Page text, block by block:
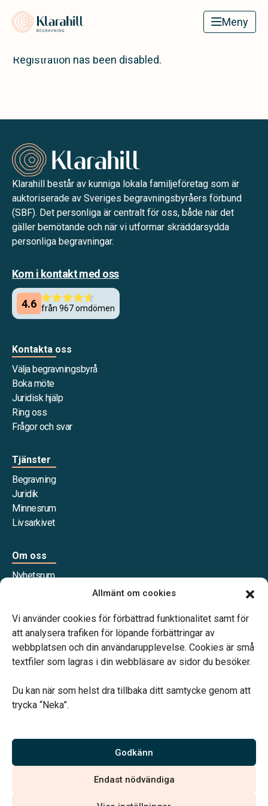
Allmänt om cookies
Vi använder cookies för förbättrad funktionalitet samt för
att analysera trafiken för löpande förbättringar av
webbplatsen och din användarupplevelse. Cookies är små
textfiler som lagras i din webbläsare av sidor du besöker.
Du kan när som helst dra tillbaka ditt samtycke genom att
trycka “Neka”.
Godkänn
Endast nödvändiga
Meny
Registration has been disabled.
Klarahill består av kunniga lokala familjeföretag som är
auktoriserade av Sveriges begravningsbyråers förbund
(SBF). Det personliga är centralt för oss, både när det
gäller bemötande och när vi utformar skräddarsydda
personliga begravningar.
Kom i kontakt med oss
Kontakta oss
Välja begravningsbyrå
Boka möte
Juridisk hjälp
Ring oss
Frågor och svar
Tjänster
Begravning
Juridik
Minnesrum
Livsarkivet
Om oss
Nyhetsrum
Våra samarbetspartners
familjejuridiken – genom hela livet.